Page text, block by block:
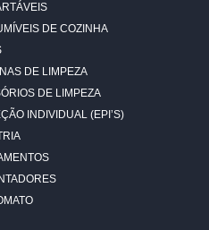
DE COZINHA
DE LIMPEZA
DE LIMPEZA
INDIVIDUAL (EPI’S)